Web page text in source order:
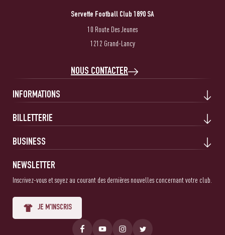
Servette Football Club 1890 SA
10 Route Des Jeunes
1212 Grand-Lancy
NOUS CONTACTER
INFORMATIONS
BILLETTERIE
BUSINESS
NEWSLETTER
Inscrivez-vous et soyez au courant des dernières nouvelles concernant votre club.
JE M'INSCRIS